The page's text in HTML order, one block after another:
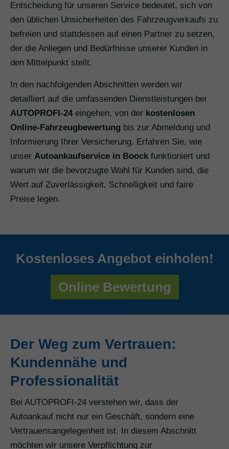
Entscheidung für unseren Service bedeutet, sich von
den üblichen Unsicherheiten des Fahrzeugverkaufs zu
befreien und stattdessen auf einen Partner zu setzen,
der die Anliegen und Bedürfnisse unserer Kunden in
den Mittelpunkt stellt.
In den nachfolgenden Abschnitten werden wir
detailliert auf die umfassenden Dienstleistungen bei
AUTOPROFI-24eingehen, von der kostenlosen
Online-Fahrzeugbewertung bis zur Abmeldung und
Informierung Ihrer Versicherung. Erfahren Sie, wie
unser Autoankaufservice in Boock funktioniert und
warum wir die bevorzugte Wahl für Kunden sind, die
Wert auf Zuverlässigkeit, Schnelligkeit und faire
Preise legen.
Kostenloses Angebot einholen!
Online Bewertung
Der Weg zum Vertrauen:
Kundennähe und
Professionalität
Bei AUTOPROFI-24 verstehen wir, dass der
Autoankauf nicht nur ein Geschäft, sondern eine
Vertrauensangelegenheit ist. In diesem Abschnitt
möchten wir unsere Verpflichtung zur